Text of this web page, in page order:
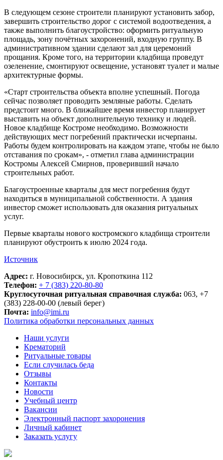
В следующем сезоне строители планируют установить забор,
завершить строительство дорог с системой водоотведения, а
также выполнить благоустройство: оформить ритуальную
площадь, зону почётных захоронений, входную группу. В
административном здании сделают зал для церемоний
прощания. Кроме того, на территории кладбища проведут
озеленение, смонтируют освещение, установят туалет и малые
архитектурные формы.
«Старт строительства объекта вполне успешный. Погода
сейчас позволяет проводить земляные работы. Сделать
предстоит много. В ближайшее время инвестор планирует
выставить на объект дополнительную технику и людей.
Новое кладбище Костроме необходимо. Возможности
действующих мест погребений практически исчерпаны.
Работы будем контролировать на каждом этапе, чтобы не было
отставания по срокам», - отметил глава администрации
Костромы Алексей Смирнов, проверивший начало
строительных работ.
Благоустроенные кварталы для мест погребения будут
находиться в муниципальной собственности. А здания
инвестор сможет использовать для оказания ритуальных
услуг.
Первые кварталы нового костромского кладбища строители
планируют обустроить к июлю 2024 года.
Источник
Адрес: г. Новосибирск, ул. Кропоткина 112
Телефон: + 7 (383) 220-80-80
Круглосуточная ритуальная справочная служба: 063, +7
(383) 228-00-00 (левый берег)
Почта: info@imi.ru
Политика обработки персональных данных
Наши услуги
Крематорий
Ритуальные товары
Если случилась беда
Отзывы
Контакты
Новости
Учебный центр
Вакансии
Электронный паспорт захоронения
Личный кабинет
Заказать услугу